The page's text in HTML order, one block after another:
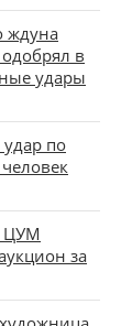
ждуна
одобрял в
удары
по
ЦУМ
за